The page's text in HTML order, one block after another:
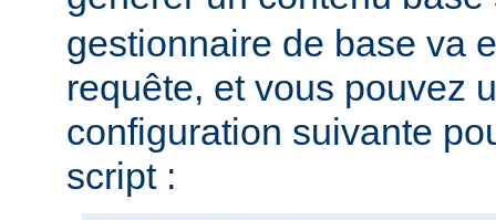
gestionnaire de base va
requête, et vous pouvez
configuration suivante
script :